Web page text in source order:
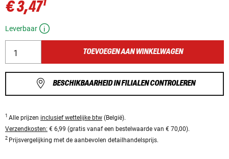
€ 3,47
Leverbaar
TOEVOEGEN AAN WINKELWAGEN
BESCHIKBAARHEID IN FILIALEN CONTROLEREN
1 Alle prijzen inclusief wettelijke btw (België).
Verzendkosten: € 6,99 (gratis vanaf een bestelwaarde van € 70,00).
2 Prijsvergelijking met de aanbevolen detailhandelsprijs.